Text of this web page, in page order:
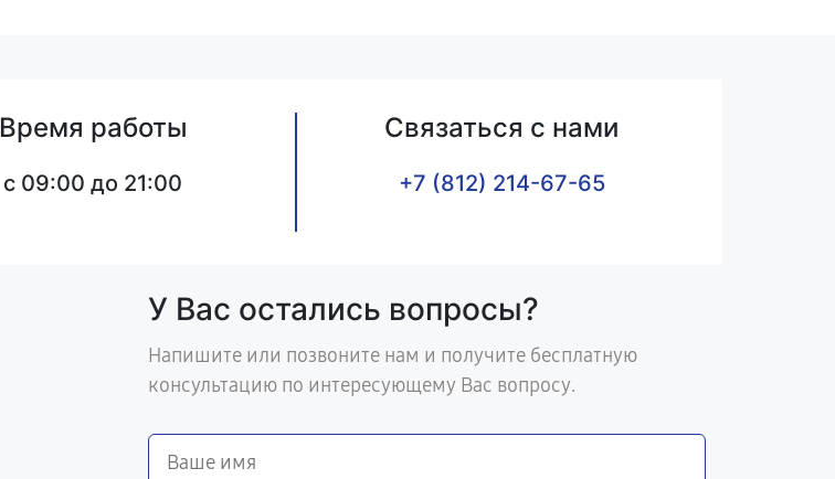
Время работы
c 09:00 до 21:00
Связаться с нами
+7 (812) 214-67-65
У Вас остались вопросы?
Напишите или позвоните нам и получите бесплатную
консультацию по интересующему Вас вопросу.